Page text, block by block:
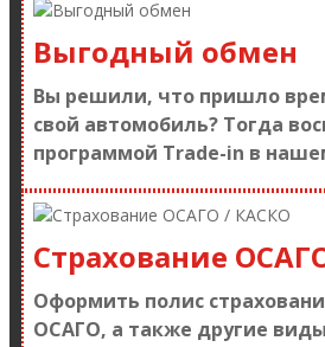
Выгодный обмен
Вы решили, что пришло
свой автомобиль? Тогда
программой Trade-in в
Страхование
Оформить полис
ОСАГО, а также другие